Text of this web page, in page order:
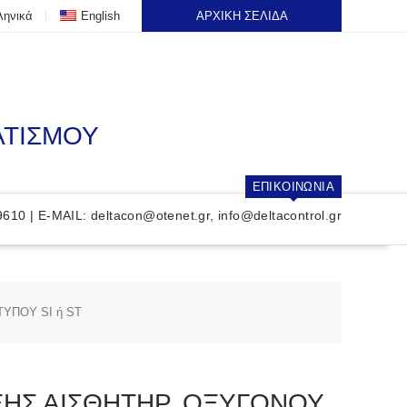
English ΑΡΧΙΚΗ ΣΕΛΙΔΑ
ΕΠΙΚΟΙΝΩΝΙΑ
| E-MAIL: deltacon@otenet.gr, info@deltacontrol.gr
SI ή ST